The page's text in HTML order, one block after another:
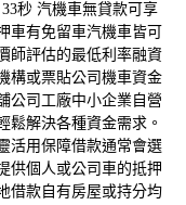
秒 汽機車無貸款可享
車有免留車汽機車皆可
師評估的最低利率融資
構或票貼公司機車資金
公司工廠中小企業自營
鬆解決各種資金需求。
活用保障借款通常會選
供個人或公司車的抵押
借款 自有房屋或持分均